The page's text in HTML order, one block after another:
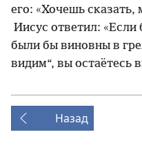
его: «Хочешь сказать,
Иисус ответил:
были бы виновны в
видим“, вы остаётесь
Назад